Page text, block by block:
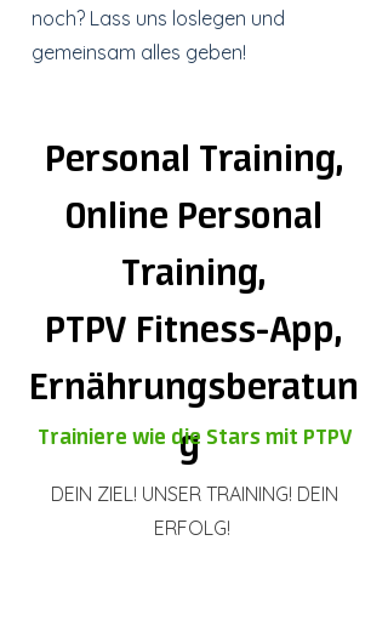
noch? Lass uns loslegen und
gemeinsam alles geben!
Personal Training,
Online Personal
Training,
PTPV Fitness-App,
Ernährungsberatun
g
Trainiere wie die Stars mit PTPV
DEIN ZIEL! UNSER TRAINING! DEIN
ERFOLG!